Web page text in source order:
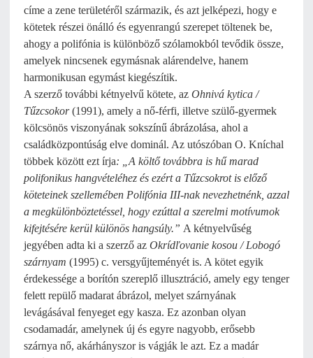
címe a zene területéről származik, és azt jelképezi, hogy e
kötetek részei önálló és egyenrangú szerepet töltenek be,
ahogy a polifónia is különböző szólamokból tevődik össze,
amelyek nincsenek egymásnak alárendelve, hanem
harmonikusan egymást kiegészítik.
A szerző további kétnyelvű kötete, az Ohnivá kytica /
Tűzcsokor(1991), amely a nő-férfi, illetve szülő-gyermek
kölcsönös viszonyának sokszínű ábrázolása, ahol a
családközpontúság elve dominál. Az utószóban O. Kníchal
többek között ezt írja: „A költő továbbra is hű marad
polifonikus hangvételéhez és ezért a Tűzcsokrot is előző
köteteinek szellemében Polifónia III-nak nevezhetnénk, azzal
a megkülönböztetéssel, hogy ezúttal a szerelmi motívumok
kifejtésére kerül különös hangsúly.” A kétnyelvűség
jegyében adta ki a szerző az Okrídľovanie kosou / Lobogó
szárnyam (1995) c. versgyűjteményét is. A kötet egyik
érdekessége a borítón szereplő illusztráció, amely egy tenger
felett repülő madarat ábrázol, melyet szárnyának
levágásával fenyeget egy kasza. Ez azonban olyan
csodamadár, amelynek új és egyre nagyobb, erősebb
szárnya nő, akárhányszor is vágják le azt. Ez a madár